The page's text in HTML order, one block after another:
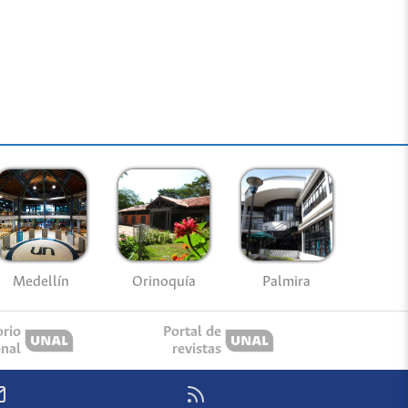
Medellín Orinoquía Palmira
Portal de
revistas